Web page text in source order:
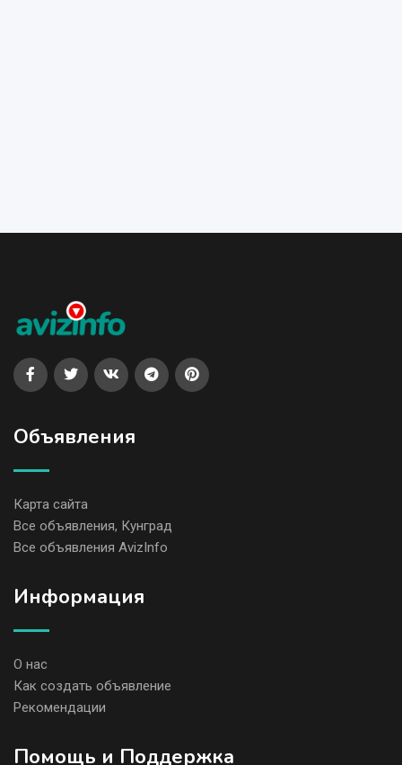
Объявления
Карта сайта
Все объявления, Кунград
Все объявления AvizInfo
Информация
О нас
Как создать объявление
Рекомендации
Помощь и Поддержка